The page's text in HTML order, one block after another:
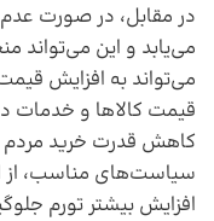
در مقابل، در صورت عدم
می‌یابد و این می‌تواند
می‌تواند به افزایش
قیمت کالاها و خدمات
کاهش قدرت خرید مردم
سیاست‌های مناسب، از
افزایش بیشتر تورم